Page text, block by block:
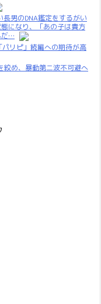
男のDNA鑑定をするがい
になり、「あの子は貴方
だ…
パリピ」続編への期待が高
絞め、暴動第二波不可避へ